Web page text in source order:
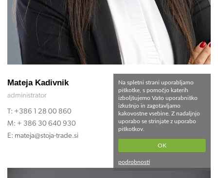
Mateja Kadivnik
administrator
T: +386 1 28 00 860
M: + 386 30 640 930
E: mateja@stoja-trade.si
Na spletni strani uporabljamo
piškotke, s pomočjo katerih
izboljšujemo Vašo uporabniško
izkušnjo in zagotavljamo
kakovostne vsebine. Z nadaljnjo
uporabo se strinjate z uporabo
piškotkov.
OK
podrobnosti